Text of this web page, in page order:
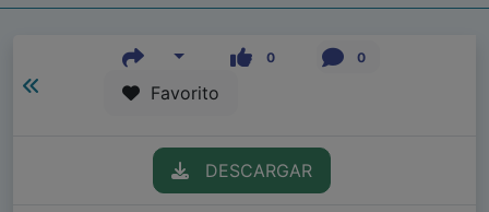
0 0
Favorito
DESCARGAR